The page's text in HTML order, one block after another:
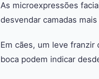
As microexpressões
desvendar camadas
Em cães, um leve
boca podem indicar